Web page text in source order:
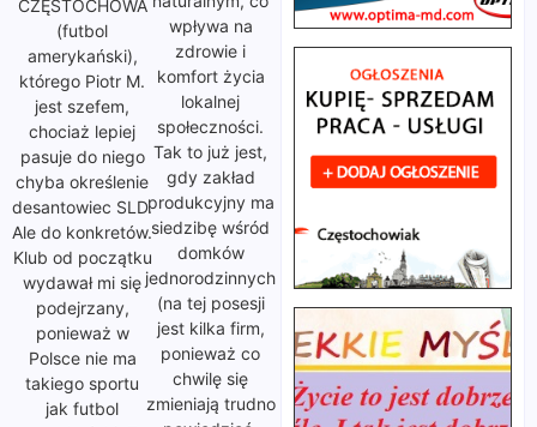
CZĘSTOCHOWA
(futbol
amerykański),
którego Piotr M.
jest szefem,
chociaż lepiej
pasuje do niego
chyba określenie
desantowiec SLD.
Ale do konkretów.
Klub od początku
wydawał mi się
podejrzany,
ponieważ w
Polsce nie ma
takiego sportu
jak futbol
wpływa na
zdrowie i
komfort życia
lokalnej
społeczności.
Tak to już jest,
gdy zakład
produkcyjny ma
siedzibę wśród
domków
jednorodzinnych
(na tej posesji
jest kilka firm,
ponieważ co
chwilę się
zmieniają trudno